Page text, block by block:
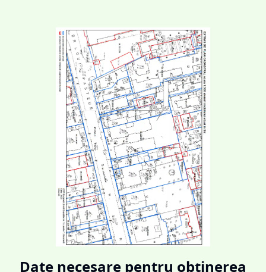
Date necesare pentru obținerea